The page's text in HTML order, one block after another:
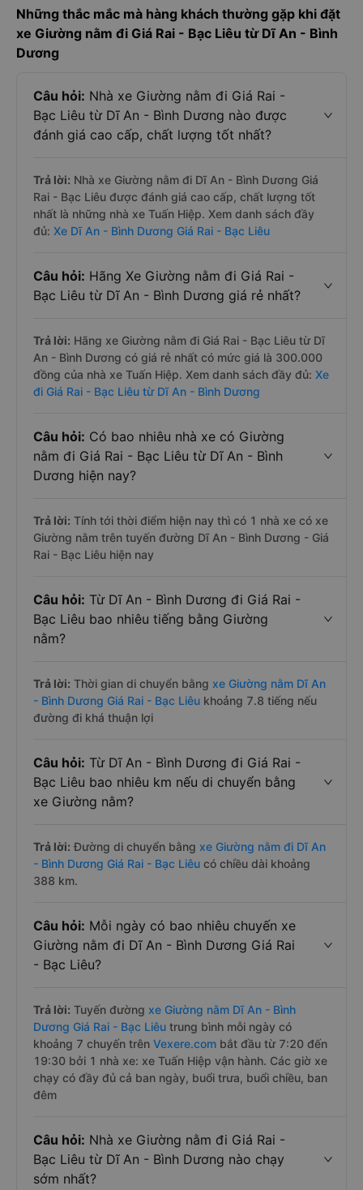
Những thắc mắc mà hàng khách thường gặp khi đặt
xe Giường nằm đi Giá Rai - Bạc Liêu từ Dĩ An - Bình
Dương
Câu hỏi: Nhà xe Giường nằm đi Giá Rai -
Bạc Liêu từ Dĩ An - Bình Dương nào được
đánh giá cao cấp, chất lượng tốt nhất?
Trả lời: Nhà xe Giường nằm đi Dĩ An - Bình Dương Giá
Rai - Bạc Liêu được đánh giá cao cấp, chất lượng tốt
nhất là những nhà xe Tuấn Hiệp. Xem danh sách đầy
đủ: Xe Dĩ An - Bình Dương Giá Rai - Bạc Liêu
Câu hỏi: Hãng Xe Giường nằm đi Giá Rai -
Bạc Liêu từ Dĩ An - Bình Dương giá rẻ nhất?
Trả lời: Hãng xe Giường nằm đi Giá Rai - Bạc Liêu từ Dĩ
An - Bình Dương có giá rẻ nhất có mức giá là 300.000
đồng của nhà xe Tuấn Hiệp. Xem danh sách đầy đủ: Xe
đi Giá Rai - Bạc Liêu từ Dĩ An - Bình Dương
Câu hỏi: Có bao nhiêu nhà xe có Giường
nằm đi Giá Rai - Bạc Liêu từ Dĩ An - Bình
Dương hiện nay?
Trả lời: Tính tới thời điểm hiện nay thì có 1 nhà xe có xe
Giường nằm trên tuyến đường Dĩ An - Bình Dương - Giá
Rai - Bạc Liêu hiện nay
Câu hỏi: Từ Dĩ An - Bình Dương đi Giá Rai -
Bạc Liêu bao nhiêu tiếng bằng Giường
nằm?
Trả lời: Thời gian di chuyển bằng xe Giường nằm Dĩ An
- Bình Dương Giá Rai - Bạc Liêu khoảng 7.8 tiếng nếu
đường đi khá thuận lợi
Câu hỏi: Từ Dĩ An - Bình Dương đi Giá Rai -
Bạc Liêu bao nhiêu km nếu di chuyển bằng
xe Giường nằm?
Trả lời: Đường di chuyển bằng xe Giường nằm đi Dĩ An
- Bình Dương Giá Rai - Bạc Liêu có chiều dài khoảng
388 km.
Câu hỏi: Mỗi ngày có bao nhiêu chuyến xe
Giường nằm đi Dĩ An - Bình Dương Giá Rai
- Bạc Liêu?
Trả lời: Tuyến đường xe Giường nằm Dĩ An - Bình
Dương Giá Rai - Bạc Liêu trung bình mỗi ngày có
khoảng 7 chuyến trên Vexere.com bắt đầu từ 7:20 đến
19:30 bởi 1 nhà xe: xe Tuấn Hiệp vận hành. Các giờ xe
chạy có đầy đủ cả ban ngày, buổi trưa, buổi chiều, ban
đêm
Câu hỏi: Nhà xe Giường nằm đi Giá Rai -
Bạc Liêu từ Dĩ An - Bình Dương nào chạy
sớm nhất?